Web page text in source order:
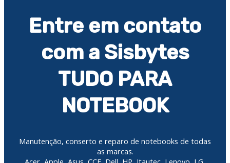
Entre em contato
com a Sisbytes
TUDO PARA
NOTEBOOK
Manutenção, conserto e reparo de notebooks de todas
as marcas.